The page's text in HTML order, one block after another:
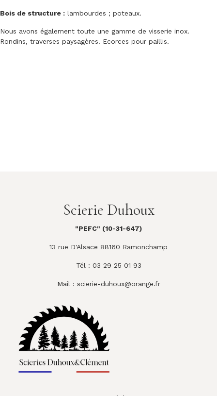
Bois de structure : lambourdes ; poteaux.
Nous avons également toute une gamme de visserie inox.
Rondins, traverses paysagères. Ecorces pour paillis.
Scierie Duhoux
"PEFC" (10-31-647)
13 rue D'Alsace 88160 Ramonchamp
Tél : 03 29 25 01 93
Mail : scierie-duhoux@orange.fr